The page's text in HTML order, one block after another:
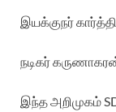
இயக்குநர்
நடிகர்
இந்த அறிமுகம்